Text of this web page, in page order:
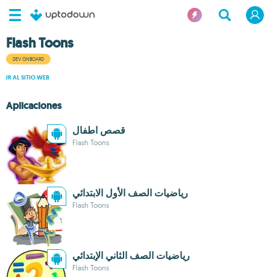
Flash Toons
DEV ONBOARD
IR AL SITIO WEB
Aplicaciones
قصص اطفال
Flash Toons
رياضيات الصف الأول الابتدائي
Flash Toons
رياضيات الصف الثاني الإبتدائي
Flash Toons